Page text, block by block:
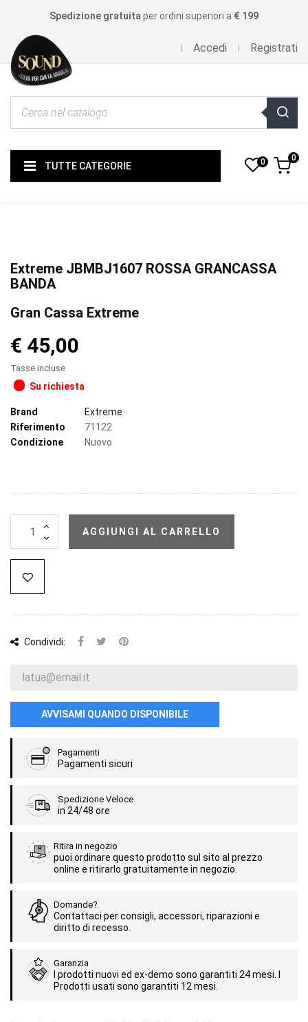
Spedizione gratuita per ordini superiori a € 199
Accedi Registrati
TUTTE CATEGORIE 0 0
Extreme JBMBJ1607 ROSSA GRANCASSA
BANDA
Gran Cassa Extreme
€ 45,00
Tasse incluse
Su richiesta
Brand
Extreme
Riferimento
71122
Condizione
Nuovo
AGGIUNGI AL CARRELLO
Condividi:
AVVISAMI QUANDO DISPONIBILE
Pagamenti
Pagamenti sicuri
Spedizione Veloce
in 24/48 ore
Ritira in negozio
puoi ordinare questo prodotto sul sito al prezzo
online e ritirarlo gratuitamente in negozio.
Domande?
Contattaci per consigli, accessori, riparazioni e
diritto di recesso.
Garanzia
I prodotti nuovi ed ex-demo sono garantiti 24 mesi. I
Prodotti usati sono garantiti 12 mesi.